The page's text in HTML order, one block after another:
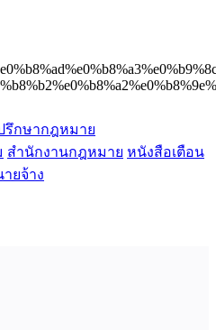
รึกษากฎหมาย
สำนักงานกฎหมาย หนังสือเตือน
ยจ้าง